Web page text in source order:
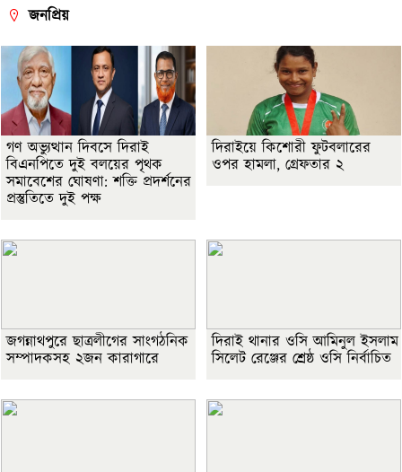
জনপ্রিয়
গণ অভ্যুত্থান দিবসে দিরাই
বিএনপিতে দুই বলয়ের পৃথক
সমাবেশের ঘোষণা: শক্তি প্রদর্শনের
প্রস্তুতিতে দুই পক্ষ
দিরাইয়ে কিশোরী ফুটবলারের
ওপর হামলা, গ্রেফতার ২
জগন্নাথপুরে ছাত্রলীগের সাংগঠনিক
সম্পাদকসহ ২জন কারাগারে
দিরাই থানার ওসি আমিনুল ইসলাম
সিলেট রেঞ্জের শ্রেষ্ঠ ওসি নির্বাচিত